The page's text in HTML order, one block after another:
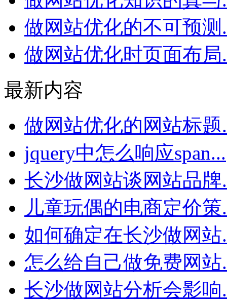
做网站优化的不可预测
做网站优化时页面布局
最新内容
做网站优化的网站标题
jquery中怎么响应span...
长沙做网站谈网站品牌
儿童玩偶的电商定价策
如何确定在长沙做网站
怎么给自己做免费网站
长沙做网站分析会影响